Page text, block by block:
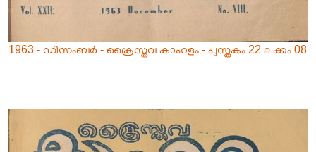
1963 - ഡിസംബർ - ക്രൈസ്തവ കാഹളം - പുസ്തകം 22 ലക്കം 08